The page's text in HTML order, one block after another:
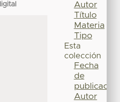
Autor
Título
Materia
Tipo
Esta
colección
Fecha
de
publicación
Autor